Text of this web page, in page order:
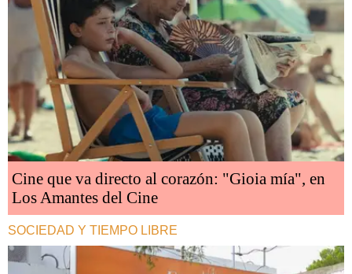
Cine que va directo al corazón: "Gioia mía", en
Los Amantes del Cine
SOCIEDAD Y TIEMPO LIBRE